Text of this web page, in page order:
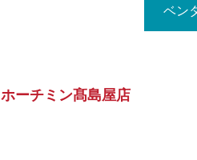
ベン
ホーチミン髙島屋店